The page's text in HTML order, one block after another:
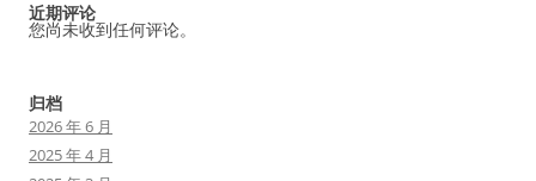
近期评论
您尚未收到任何评论。
归档
2026 年 6 月
2025 年 4 月